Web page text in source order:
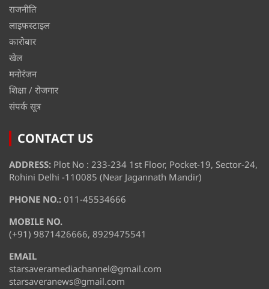
राजनीति
लाइफस्टाइल
कारोबार
खेल
मनोरंजन
शिक्षा / रोजगार
संपर्क सूत्र
CONTACT US
ADDRESS: Plot No : 233-234 1st Floor, Pocket-19, Sector-24,
Rohini Delhi -110085 (Near Jagannath Mandir)
PHONE NO.: 011-45534666
MOBILE NO.
(+91) 9871426666, 8929475541
EMAIL
starsaveramediachannel@gmail.com
starsaveranews@gmail.com